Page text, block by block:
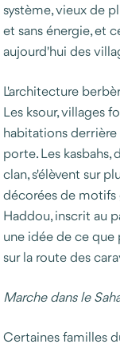
système, vieux de
et sans énergie, et
aujourd'hui des
L'architecture
Les ksour, villages
habitations derrière
porte. Les
clan, s'élèvent sur
décorées de motifs
Haddou, inscrit au
une idée de ce
sur la route des
Marche dans le
Certaines familles